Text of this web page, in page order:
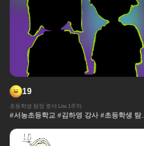
19
초등학생 탐정 호야 Lite 1주차
#서농초등학교 #김하영 강사 #초등학생 탐정
전